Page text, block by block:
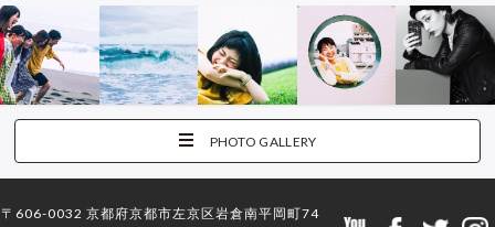
PHOTO GALLERY
〒606-0032 京都府京都市左京区岩倉南平岡町74